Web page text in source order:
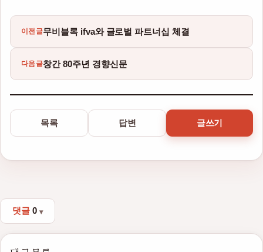
이전글무비블록 ifva와 글로벌 파트너십 체결
다음글창간 80주년 경향신문
목록 답변 글쓰기
댓글 0